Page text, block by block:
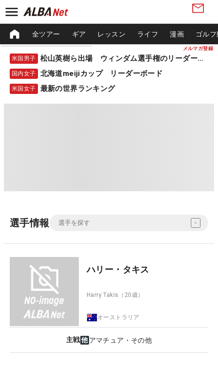
メルマガ登録
全ツアー ギア レッスン ライフ 漫画 ゴル
米国男子 松山英樹ら出場 ウィンダム選手権のリーダーボード
国内女子 北海道meijiカップ リーダーボード
米国女子 最新の世界ランキング
選手情報
ハリー・タキス
Harry Takis （20歳）
オーストラリア
主戦 アマチュア・その他